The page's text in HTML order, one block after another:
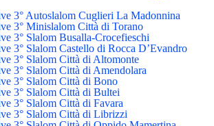
3° Autoslalom Cuglieri La Madonnina
3° Minislalom Città di Torano
3° Slalom Busalla-Crocefieschi
3° Slalom Castello di Rocca D’Evandro
3° Slalom Città di Altomonte
3° Slalom Città di Amendolara
3° Slalom Città di Bono
3° Slalom Città di Bultei
3° Slalom Città di Favara
3° Slalom Città di Librizzi